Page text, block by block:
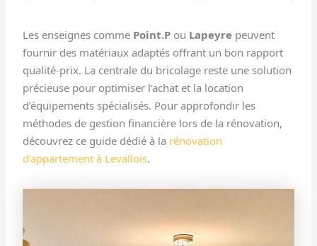
Les enseignes comme Point.P ou Lapeyre peuvent
fournir des matériaux adaptés offrant un bon rapport
qualité-prix. La centrale du bricolage reste une solution
précieuse pour optimiser l’achat et la location
d’équipements spécialisés. Pour approfondir les
méthodes de gestion financière lors de la rénovation,
découvrez ce guide dédié à la rénovation
d’appartement à Levallois.